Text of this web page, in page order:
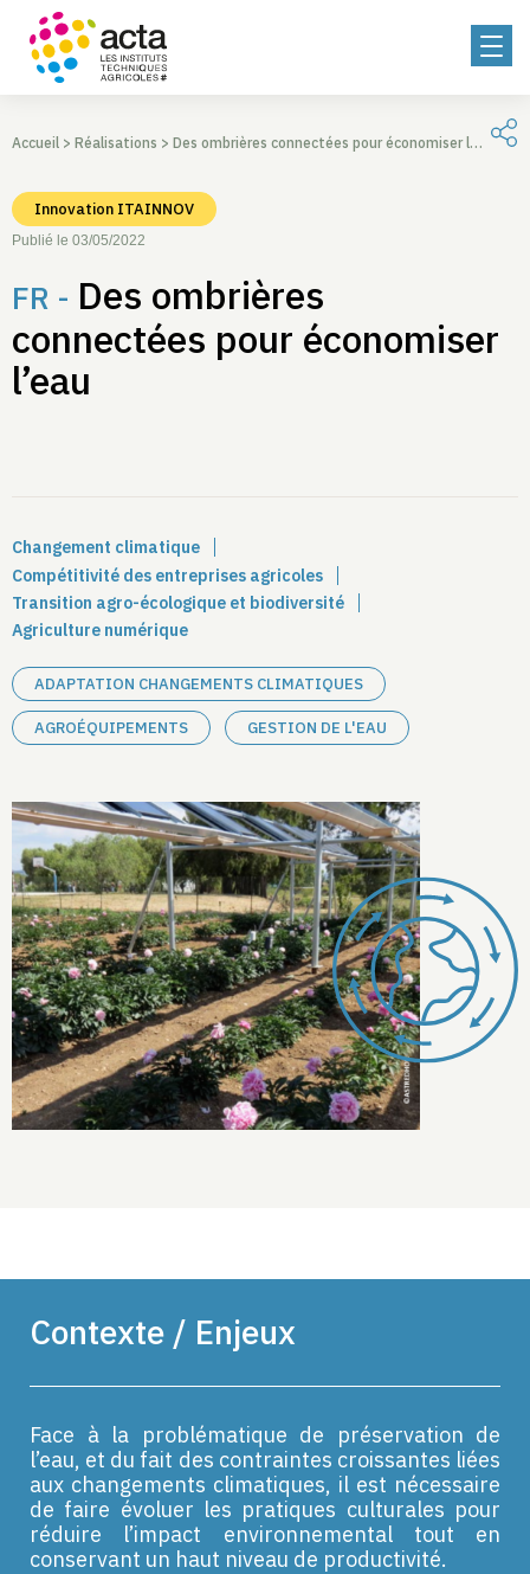
Accueil > Réalisations > Des ombrières connectées pour économiser l’eau
Innovation ITAINNOV
Publié le 03/05/2022
FR - Des ombrières
connectées pour économiser
l’eau
Changement climatique
Compétitivité des entreprises agricoles
Transition agro-écologique et biodiversité
Agriculture numérique
ADAPTATION CHANGEMENTS CLIMATIQUES
AGROÉQUIPEMENTS GESTION DE L'EAU
Contexte / Enjeux
Face à la problématique de préservation de
l’eau, et du fait des contraintes croissantes liées
aux changements climatiques, il est nécessaire
de faire évoluer les pratiques culturales pour
réduire l’impact environnemental tout en
conservant un haut niveau de productivité.